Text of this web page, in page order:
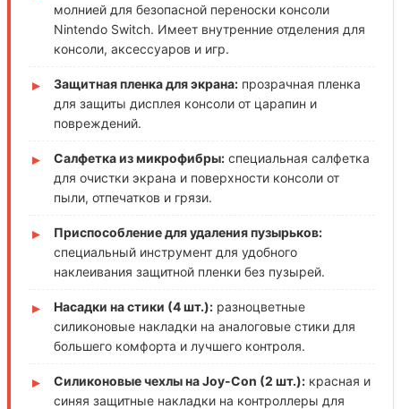
молнией для безопасной переноски консоли
Nintendo Switch. Имеет внутренние отделения для
консоли, аксессуаров и игр.
Защитная пленка для экрана: прозрачная пленка
для защиты дисплея консоли от царапин и
повреждений.
Салфетка из микрофибры: специальная салфетка
для очистки экрана и поверхности консоли от
пыли, отпечатков и грязи.
Приспособление для удаления пузырьков:
специальный инструмент для удобного
наклеивания защитной пленки без пузырей.
Насадки на стики (4 шт.): разноцветные
силиконовые накладки на аналоговые стики для
большего комфорта и лучшего контроля.
Силиконовые чехлы на Joy-Con (2 шт.): красная и
синяя защитные накладки на контроллеры для